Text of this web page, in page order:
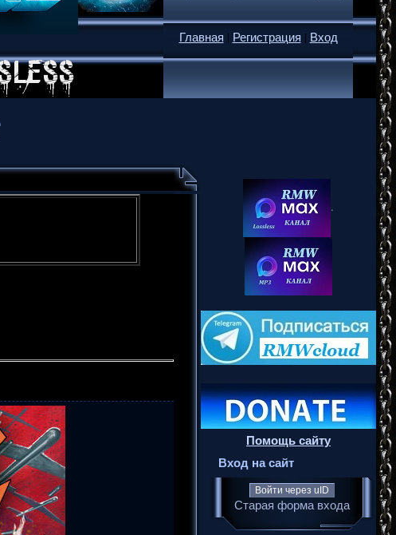
Главная | Регистрация | Вход
.
Помощь сайту
Вход на сайт
Войти через uID
Старая форма входа